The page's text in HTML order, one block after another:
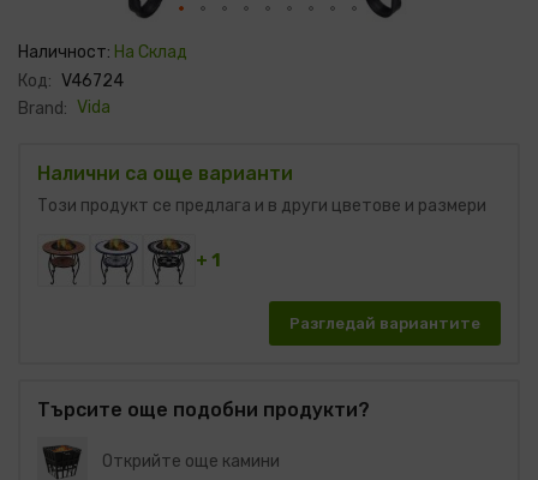
към
на
галерия
със
Наличност: На Склад
Код: V46724
Brand: Vida
Налични са още варианти
Този продукт се предлага и в други цветове и размери
+ 1
Разгледай вариантите
Търсите още подобни продукти?
Открийте още камини